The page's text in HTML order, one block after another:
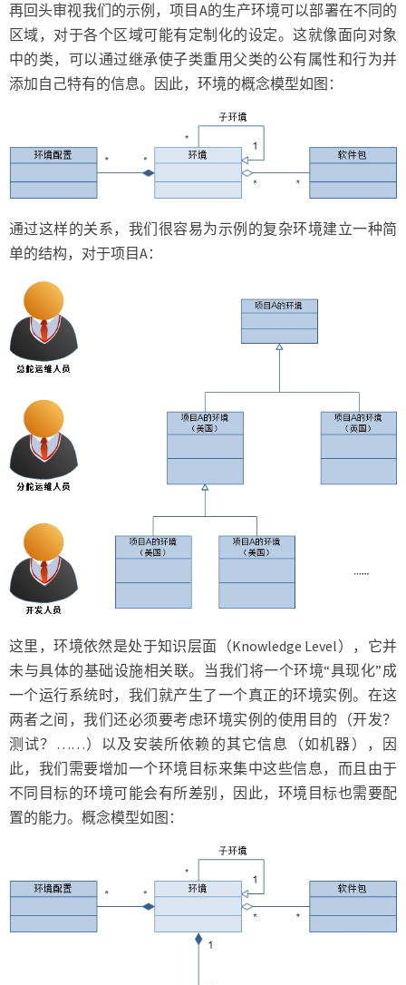
再回头审视我们的示例，项目A的生产环境可以部署在不同的
区域，对于各个区域可能有定制化的设定。这就像面向对象
中的类，可以通过继承使子类重用父类的公有属性和行为并
添加自己特有的信息。因此，环境的概念模型如图：
通过这样的关系，我们很容易为示例的复杂环境建立一种简
单的结构，对于项目A：
这里，环境依然是处于知识层面（Knowledge Level），它并
未与具体的基础设施相关联。当我们将一个环境“具现化”成
一个运行系统时，我们就产生了一个真正的环境实例。在这
两者之间，我们还必须要考虑环境实例的使用目的（开发？
测试？……）以及安装所依赖的其它信息（如机器），因
此，我们需要增加一个环境目标来集中这些信息，而且由于
不同目标的环境可能会有所差别，因此，环境目标也需要配
置的能力。概念模型如图：